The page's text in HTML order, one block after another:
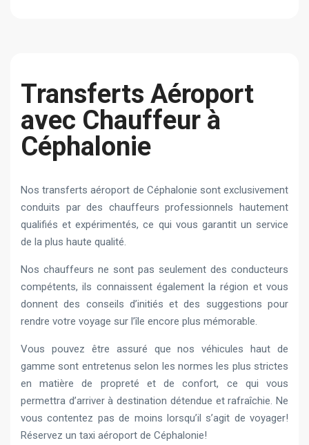
Transferts Aéroport
avec Chauffeur à
Céphalonie
Nos transferts aéroport de Céphalonie sont exclusivement
conduits par des chauffeurs professionnels hautement
qualifiés et expérimentés, ce qui vous garantit un service
de la plus haute qualité.
Nos chauffeurs ne sont pas seulement des conducteurs
compétents, ils connaissent également la région et vous
donnent des conseils d’initiés et des suggestions pour
rendre votre voyage sur l’île encore plus mémorable.
Vous pouvez être assuré que nos véhicules haut de
gamme sont entretenus selon les normes les plus strictes
en matière de propreté et de confort, ce qui vous
permettra d’arriver à destination détendue et rafraîchie. Ne
vous contentez pas de moins lorsqu’il s’agit de voyager!
Réservez un taxi aéroport de Céphalonie!